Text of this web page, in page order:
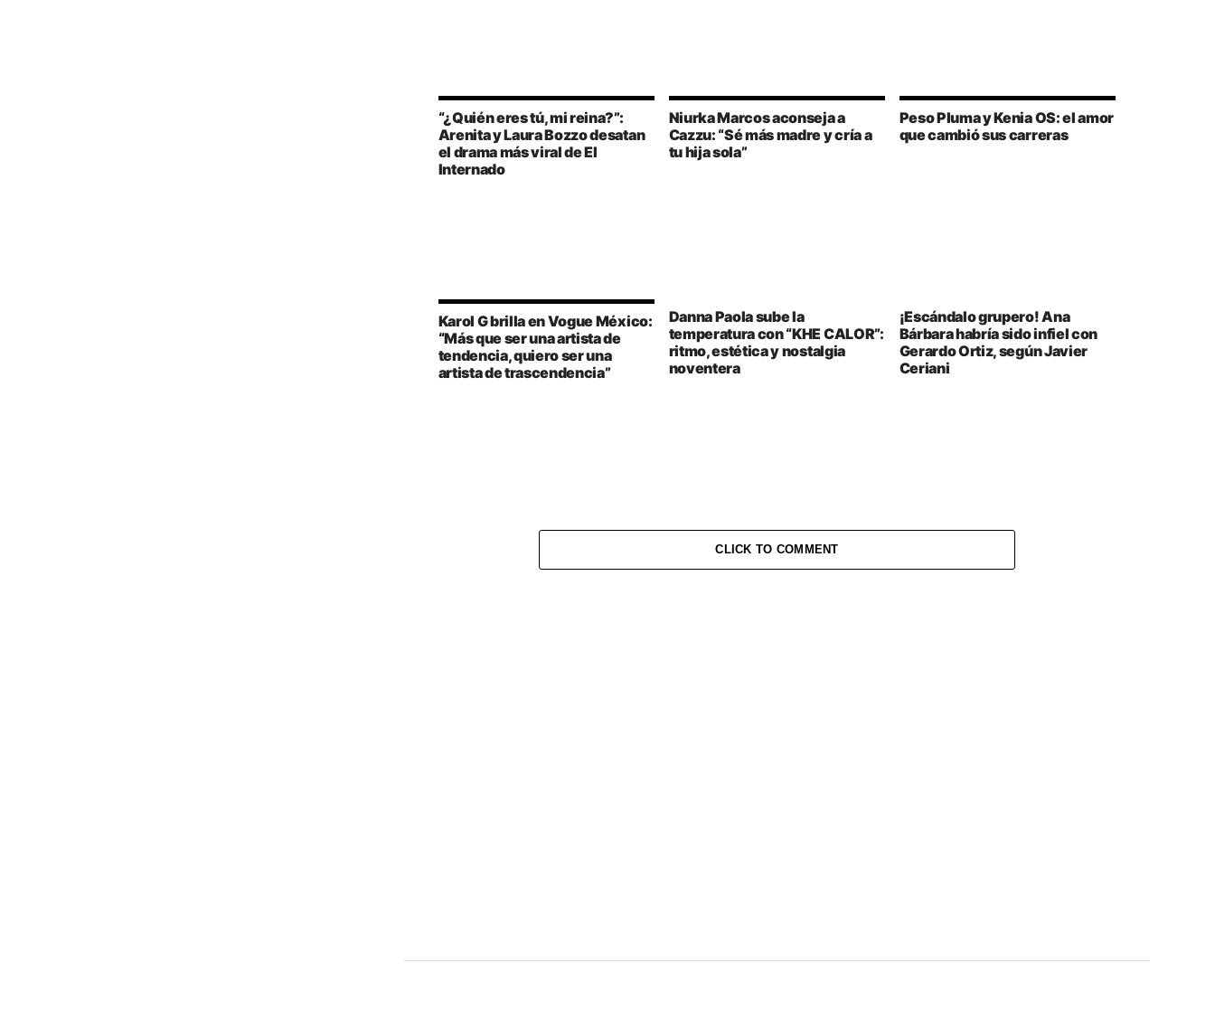
“¿Quién eres tú, mi reina?”:
Arenita y Laura Bozzo desatan
el drama más viral de El
Internado
Niurka Marcos aconseja a
Cazzu: “Sé más madre y cría a
tu hija sola”
Peso Pluma y Kenia OS: el amor
que cambió sus carreras
Karol G brilla en Vogue México:
“Más que ser una artista de
tendencia, quiero ser una
artista de trascendencia”
Danna Paola sube la
temperatura con “KHE CALOR”:
ritmo, estética y nostalgia
noventera
¡Escándalo grupero! Ana
Bárbara habría sido infiel con
Gerardo Ortiz, según Javier
Ceriani
CLICK TO COMMENT